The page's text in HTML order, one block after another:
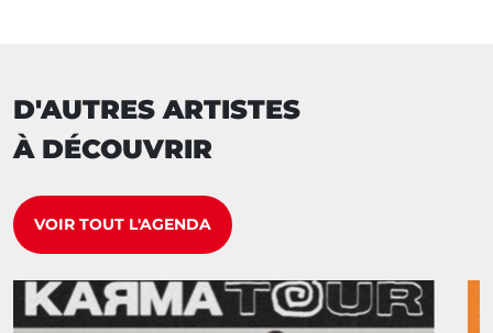
D'AUTRES ARTISTES
À DÉCOUVRIR
VOIR TOUT L'AGENDA